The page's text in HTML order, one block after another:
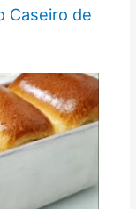
Caseiro de